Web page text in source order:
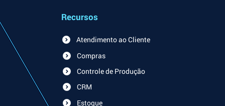
Recursos
Atendimento ao Cliente
Compras
Controle de Produção
CRM
Estoque